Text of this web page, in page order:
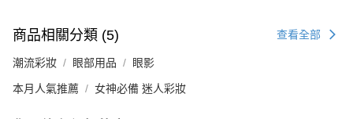
澳門地區配送 - 確認發貨後1-4個工作天送達 運費表
商品相關分類 (5) 查看全部
潮流彩妝 眼部用品 眼影
本月人氣推薦 女神必備 迷人彩妝